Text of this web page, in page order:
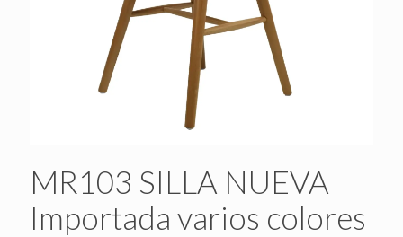
MR103 SILLA NUEVA
Importada varios colores